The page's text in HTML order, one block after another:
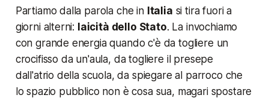
Partiamo dalla parola che in Italia si tira fuori a
giorni alterni: laicità dello Stato. La invochiamo
con grande energia quando c'è da togliere un
crocifisso da un'aula, da togliere il presepe
dall'atrio della scuola, da spiegare al parroco che
lo spazio pubblico non è cosa sua, magari spostare